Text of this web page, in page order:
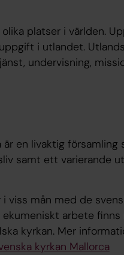
platser i världen.
i utlandet.
undervisning,
är en livaktig
samt ett varierande
i viss mån med de
arbete
kyrkan. Mer
kyrkan Mallorca